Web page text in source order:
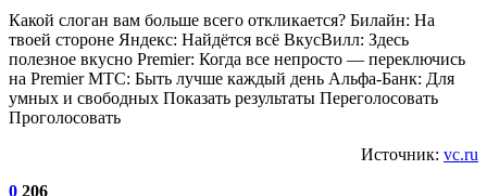
Какой слоган вам больше всего откликается? Билайн: На
твоей стороне Яндекс: Найдётся всё ВкусВилл: Здесь
полезное вкусно Premier: Когда все непросто — переключись
на Premier МТС: Быть лучше каждый день Альфа-Банк: Для
умных и свободных Показать результаты Переголосовать
Проголосовать
Источник: vc.ru
0 206